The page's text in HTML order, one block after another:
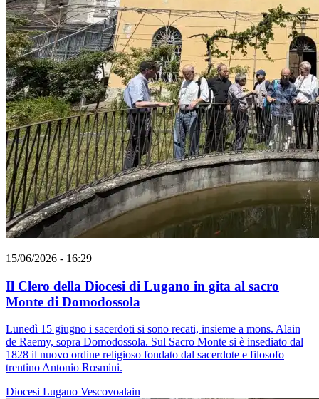
15/06/2026 - 16:29
Il Clero della Diocesi di Lugano in gita al sacro
Monte di Domodossola
Lunedì 15 giugno i sacerdoti si sono recati, insieme a mons. Alain
de Raemy, sopra Domodossola. Sul Sacro Monte si è insediato dal
1828 il nuovo ordine religioso fondato dal sacerdote e filosofo
trentino Antonio Rosmini.
Diocesi Lugano Vescovoalain